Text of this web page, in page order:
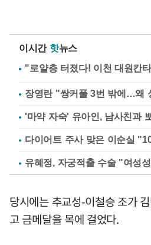
이시간 핫뉴스
장영란 "쌍커풀 3번 밖에…왜
'마약 자숙' 유아인, 남사친과
다이어트 주사 맞은 이순실
유혜정, 자궁적출 수술 "여성
당시에는 추교성-이철승 조가
고 금메달을 목에 걸었다.